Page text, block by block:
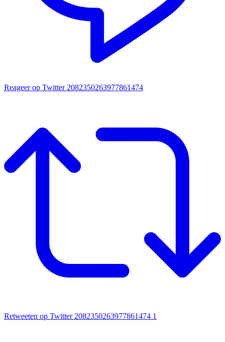
Reageer op Twitter 2082350263977861474
Retweeten op Twitter 2082350263977861474 1